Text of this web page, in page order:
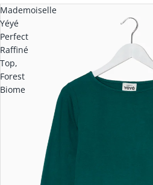
Mademoiselle
Yéyé
Perfect
Raffiné
Top,
Forest
Biome